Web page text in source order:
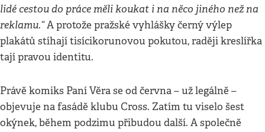
lidé cestou do práce měli koukat i na něco jiného než na
reklamu.“A protože pražské vyhlášky černý výlep
plakátů stíhají tisícikorunovou pokutou, raději kreslířka
tají pravou identitu.
Právě komiks Paní Věra se od června – už legálně –
objevuje na fasádě klubu Cross. Zatím tu viselo šest
okýnek, během podzimu přibudou další. A společně